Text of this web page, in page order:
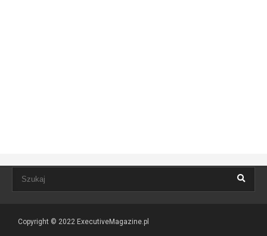
Copyright © 2022 ExecutiveMagazine.pl